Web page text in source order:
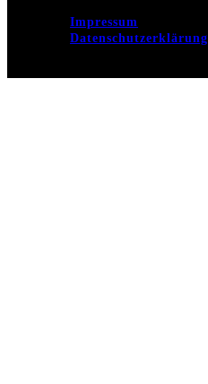
Impressum
Datenschutzerklärung